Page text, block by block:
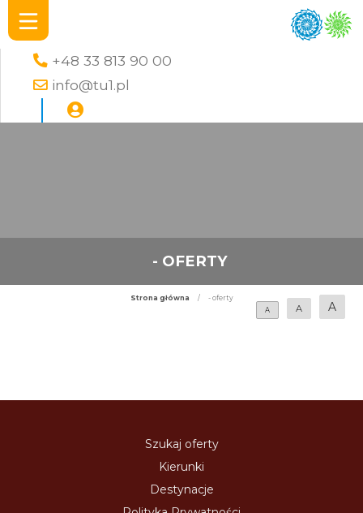
+48 33 813 90 00
info@tu1.pl
- OFERTY
Strona główna /
- oferty
A
A A
Szukaj oferty
Kierunki
Destynacje